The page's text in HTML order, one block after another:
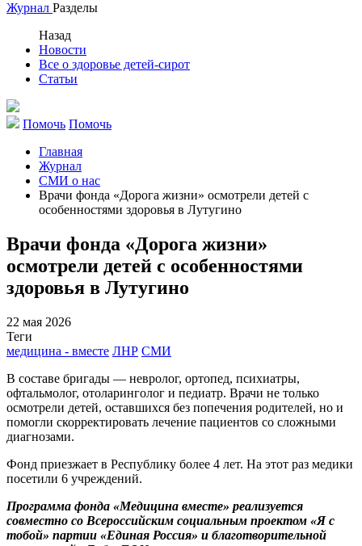
Журнал Разделы
Назад
Новости
Все о здоровье детей-сирот
Статьи
Помочь Помочь
Главная
Журнал
СМИ о нас
Врачи фонда «Дорога жизни» осмотрели детей с
особенностями здоровья в Лутугино
Врачи фонда «Дорога жизни»
осмотрели детей с особенностями
здоровья в Лутугино
22 мая 2026
Теги
медицина - вместе ЛНР СМИ
В составе бригады — невролог, ортопед, психиатры,
офтальмолог, отоларинголог и педиатр. Врачи не только
осмотрели детей, оставшихся без попечения родителей, но и
помогли скорректировать лечение пациентов со сложными
диагнозами.
Фонд приезжает в Республику более 4 лет. На этот раз медики
посетили 6 учреждений.
Программа фонда «Медицина вместе» реализуется
совместно со Всероссийским социальным проектом «Я с
тобой» партии «Единая Россия» и благотворительной